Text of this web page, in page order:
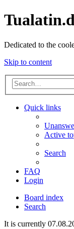
Dedicated to the
Skip to content
Quick links
Active
Search
FAQ
Login
Board index
Search
It is currently